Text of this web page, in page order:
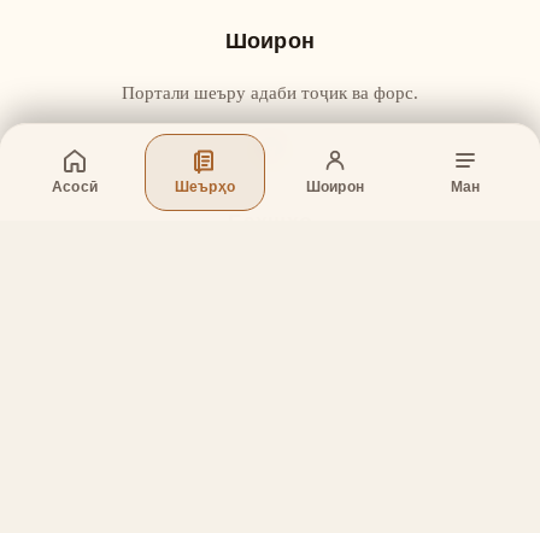
Асосӣ Шеърҳо Шоирон Ман
Шоирон
Портали шеъру адаби тоҷик ва форс.